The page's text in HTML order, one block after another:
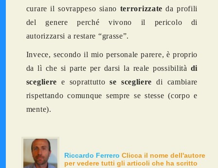
curare il sovrappeso siano terrorizzateda profili
del genere perché vivono il pericolo di
autorizzarsi a restare “grasse”.
Invece, secondo il mio personale parere, è proprio
da lì che si parte per darsi la reale possibilità di
sceglieree soprattuttose scegliere di cambiare
rispettando comunque sempre se stesse (corpo e
mente).
Riccardo Ferrero Clicca il nome dell'autore
per vedere tutti gli articoli che ha scritto